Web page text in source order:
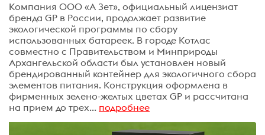
Компания ООО «А Зет», официальный лицензиат
бренда GP в России, продолжает развитие
экологической программы по сбору
использованных батареек. В городе Котлас ​
совместно с Правительством и Минприроды
Архангельской области был установлен новый
брендированный контейнер для экологичного сбора
элементов питания. Конструкция оформлена в
фирменных зелено-желтых цветах GP и рассчитана
на прием до трех... подробнее